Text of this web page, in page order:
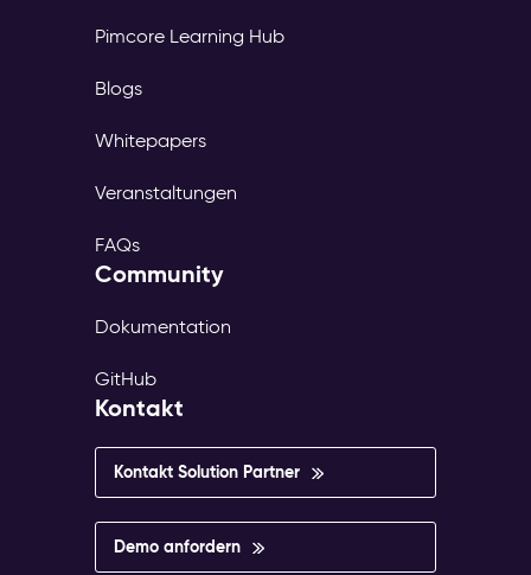
Pimcore Learning Hub
Blogs
Whitepapers
Veranstaltungen
FAQs
Community
Dokumentation
GitHub
Kontakt
Kontakt Solution Partner
Demo anfordern